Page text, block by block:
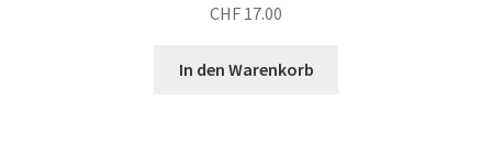
CHF 17.00
In den Warenkorb